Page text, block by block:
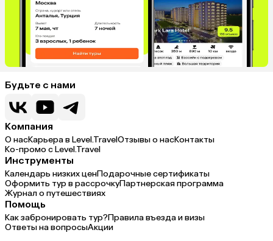
Будьте с нами
Компания
О насКарьера в Level.TravelОтзывы о насКонтакты
Ко-промо с Level.Travel
Инструменты
Календарь низких ценПодарочные сертификаты
Оформить тур в рассрочкуПартнерская программа
Журнал о путешествиях
Помощь
Как забронировать тур?Правила въезда и визы
Ответы на вопросыАкции